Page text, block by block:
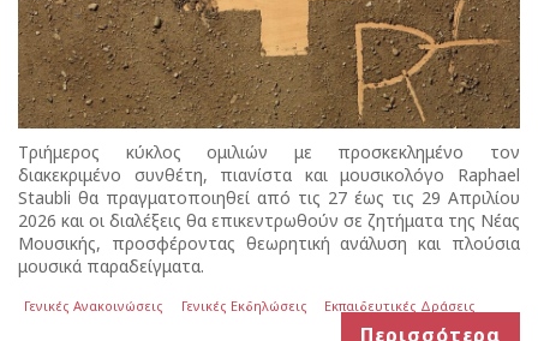
Tριήμερος κύκλος ομιλιών με προσκεκλημένο τον
διακεκριμένο συνθέτη, πιανίστα και μουσικολόγο Raphael
Staubli θα πραγματοποιηθεί από τις 27 έως τις 29 Απριλίου
2026 και οι διαλέξεις θα επικεντρωθούν σε ζητήματα της Νέας
Μουσικής, προσφέροντας θεωρητική ανάλυση και πλούσια
μουσικά παραδείγματα.
Γενικές Ανακοινώσεις Γενικές Εκδηλώσεις Εκπαιδευτικές Δράσεις
Περισσότερα